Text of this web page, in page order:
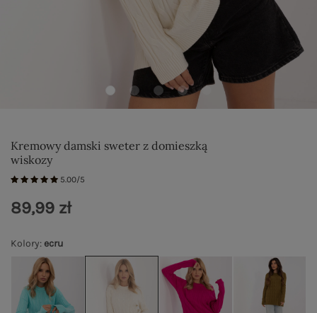
Kremowy damski sweter z domieszką
wiskozy
5.00/5
Kolory: ecru
89,99 zł